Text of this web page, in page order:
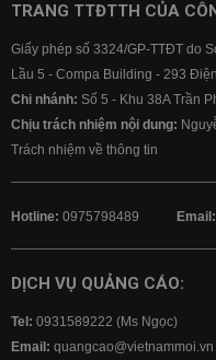
TRANG TTĐTTH CỦA
Giấy phép số 3324/GP-TTĐT do
Lầu 5 - Compa Building - 293
Chi nhánh: Số 5 - Khu 38A Trần
Chịu trách nhiệm nội dung:
Trách nhiệm về thông tin
Hotline: 0975798489 Email:
DỊCH VỤ QUẢNG CÁO:
Tel: 0931589222 (Ms Ngọc)
Email: quangcao@vietnammoi.vn